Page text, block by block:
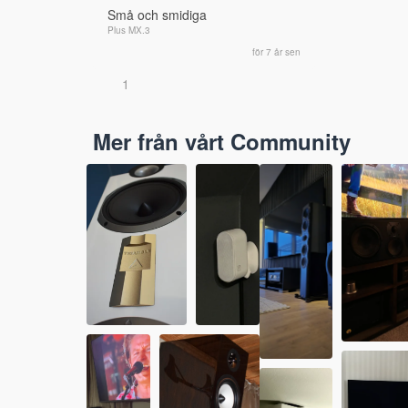
Små och smidiga
Plus MX.3
för 7 år sen
1
Mer från vårt Community